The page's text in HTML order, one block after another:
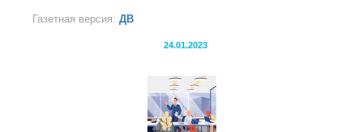
Газетная версия: ДВ
24.01.2023